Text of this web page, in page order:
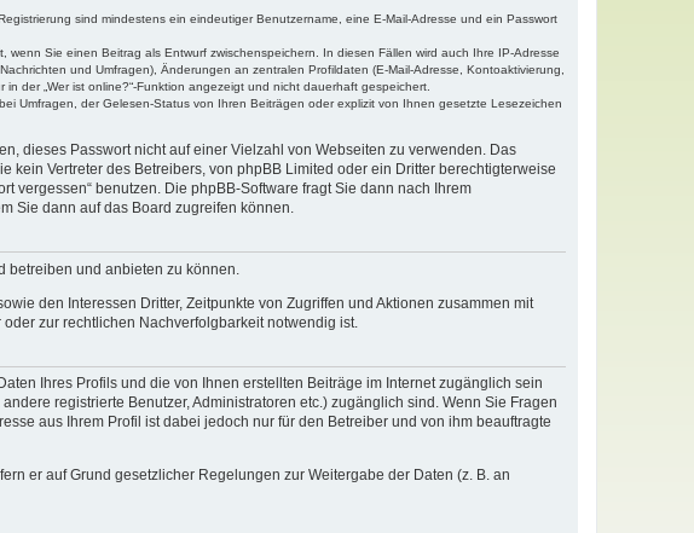
sind mindestens ein eindeutiger Benutzername, eine E-Mail-Adresse und ein Passwort
Sie einen Beitrag als Entwurf zwischenspeichern. In diesen Fällen wird auch Ihre IP-Adresse
und Umfragen), Änderungen an zentralen Profildaten (E-Mail-Adresse, Kontoaktivierung,
der „Wer ist online?“-Funktion angezeigt und nicht dauerhaft gespeichert.
Umfragen, der Gelesen-Status von Ihren Beiträgen oder explizit von Ihnen gesetzte Lesezeichen
dieses Passwort nicht auf einer Vielzahl von Webseiten zu verwenden. Das
kein Vertreter des Betreibers, von phpBB Limited oder ein Dritter berechtigterweise
vergessen“ benutzen. Die phpBB-Software fragt Sie dann nach Ihrem
Sie dann auf das Board zugreifen können.
und anbieten zu können.
den Interessen Dritter, Zeitpunkte von Zugriffen und Aktionen zusammen mit
zur rechtlichen Nachverfolgbarkeit notwendig ist.
Ihres Profils und die von Ihnen erstellten Beiträge im Internet zugänglich sein
registrierte Benutzer, Administratoren etc.) zugänglich sind. Wenn Sie Fragen
aus Ihrem Profil ist dabei jedoch nur für den Betreiber und von ihm beauftragte
er auf Grund gesetzlicher Regelungen zur Weitergabe der Daten (z. B. an